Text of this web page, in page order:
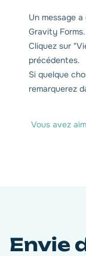
Un message
Gravity Forms.
Cliquez sur
précédentes.
Si quelque
remarquerez
Vous avez
Envie